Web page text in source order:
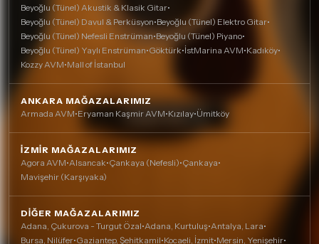
Beyoğlu (Tünel) Akustik & Klasik Gitar•
Beyoğlu (Tünel) Davul & Perküsyon•Beyoğlu (Tünel) Elektro Gitar•
Beyoğlu (Tünel) Nefesli Enstrüman•Beyoğlu (Tünel) Piyano•
Beyoğlu (Tünel) Yaylı Enstrüman•Göktürk•İstMarina AVM•Kadıköy•
Kozzy AVM•Mall of İstanbul
ANKARA MAĞAZALARIMIZ
Armada AVM•Eryaman Kaşmir AVM•Kızılay•Ümitköy
İZMIR MAĞAZALARIMIZ
Agora AVM•Alsancak•Çankaya (Nefesli)•Çankaya•
Mavişehir (Karşıyaka)
DIĞER MAĞAZALARIMIZ
Adana, Çukurova - Turgut Özal•Adana, Kurtuluş•Antalya, Lara•
Bursa, Nilüfer•Gaziantep, Şehitkamil•Kocaeli, İzmit•Mersin, Yenişehir•